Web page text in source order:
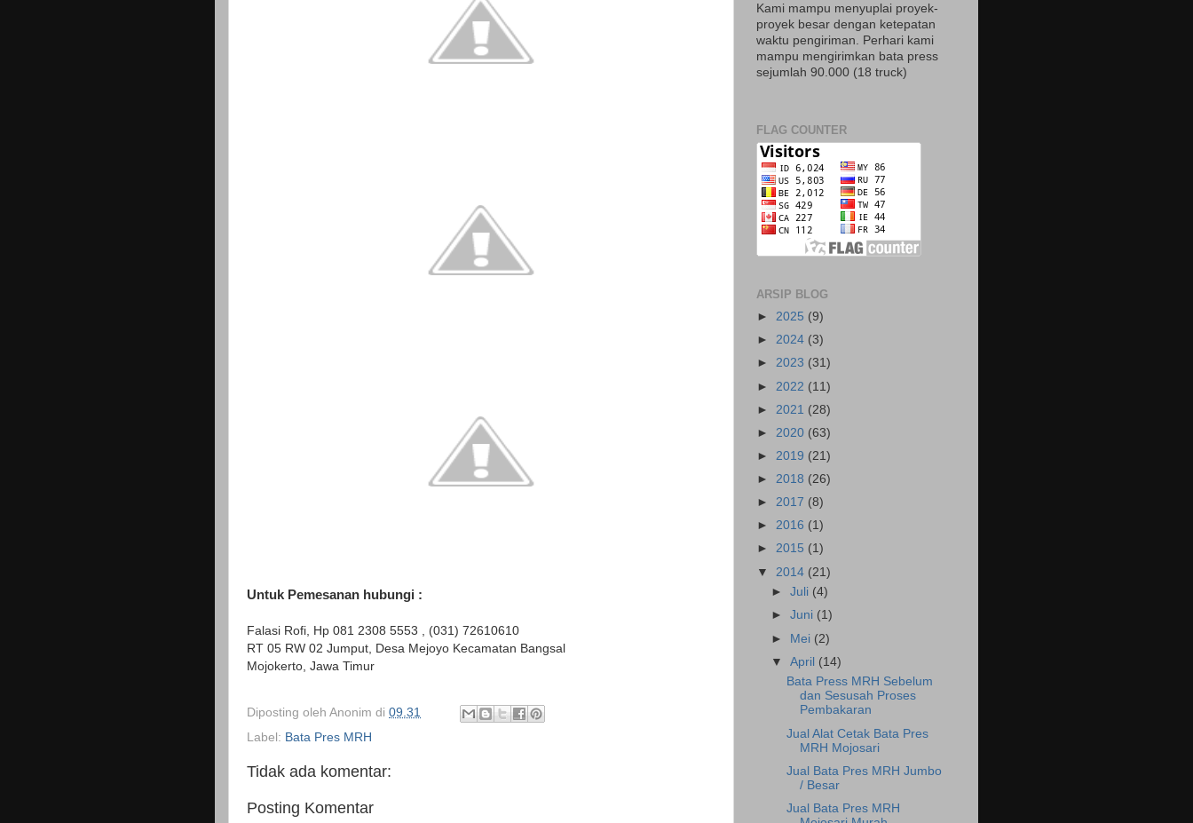
Untuk Pemesanan hubungi :
Falasi Rofi, Hp 081 2308 5553 , (031) 72610610
RT 05 RW 02 Jumput, Desa Mejoyo Kecamatan Bangsal
Mojokerto, Jawa Timur
Diposting oleh Anonim di 09.31
Label: Bata Pres MRH
Tidak ada komentar:
Posting Komentar
Kami mampu menyuplai proyek-
proyek besar dengan ketepatan
waktu pengiriman. Perhari kami
mampu mengirimkan bata press
sejumlah 90.000 (18 truck)
FLAG COUNTER
ARSIP BLOG
► 2025 (9)
► 2024 (3)
► 2023 (31)
► 2022 (11)
► 2021 (28)
► 2020 (63)
► 2019 (21)
► 2018 (26)
► 2017 (8)
► 2016 (1)
► 2015 (1)
▼ 2014 (21)
►Juli (4)
►Juni (1)
► Mei (2)
▼April (14)
Bata Press MRH Sebelum
dan Sesusah Proses
Pembakaran
Jual Alat Cetak Bata Pres
MRH Mojosari
Jual Bata Pres MRH Jumbo
/ Besar
Jual Bata Pres MRH